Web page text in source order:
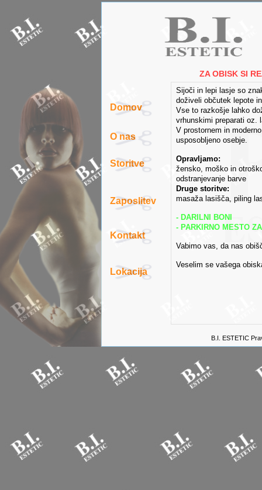
B.I.
Domov
Storitve
Lokacija
O nas
Zaposlitev
Kontakt
ZA OBISK SI
Sijoči in lepi lasje so
doživeli občutek lepote
Vse to razkošje lahko
vrhunskimi preparati oz.
V prostornem in
usposobljeno osebje.
Opravljamo:
žensko, moško in
odstranjevanje barve
Druge storitve:
masaža lasišča, piling
- DARILNI BONI
- PARKIRNO MESTO
Vabimo vas, da nas
Veselim se vašega